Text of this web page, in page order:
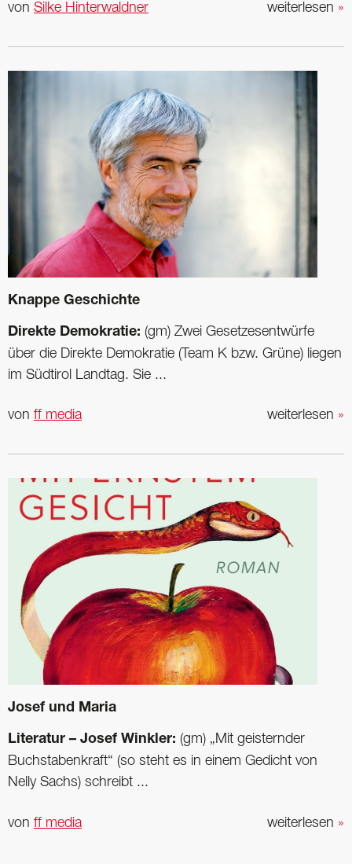
weiterlesen »
von Silke Hinterwaldner
Knappe Geschichte
Direkte Demokratie: (gm) Zwei Gesetzesentwürfe
über die Direkte Demokratie (Team K bzw. Grüne) liegen
im Südtirol Landtag. Sie ...
weiterlesen »
von ff media
Josef und Maria
Literatur – Josef Winkler: (gm) „Mit geisternder
Buchstabenkraft“ (so steht es in einem Gedicht von
Nelly Sachs) schreibt ...
weiterlesen »
von ff media